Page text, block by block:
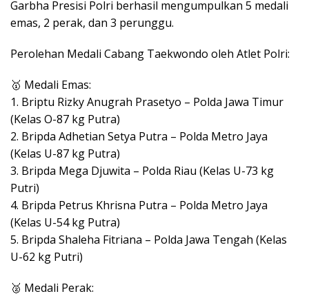
Garbha Presisi Polri berhasil mengumpulkan 5 medali
emas, 2 perak, dan 3 perunggu.
Perolehan Medali Cabang Taekwondo oleh Atlet Polri:
🥇 Medali Emas:
1. Briptu Rizky Anugrah Prasetyo – Polda Jawa Timur
(Kelas O-87 kg Putra)
2. Bripda Adhetian Setya Putra – Polda Metro Jaya
(Kelas U-87 kg Putra)
3. Bripda Mega Djuwita – Polda Riau (Kelas U-73 kg
Putri)
4. Bripda Petrus Khrisna Putra – Polda Metro Jaya
(Kelas U-54 kg Putra)
5. Bripda Shaleha Fitriana – Polda Jawa Tengah (Kelas
U-62 kg Putri)
🥈 Medali Perak: